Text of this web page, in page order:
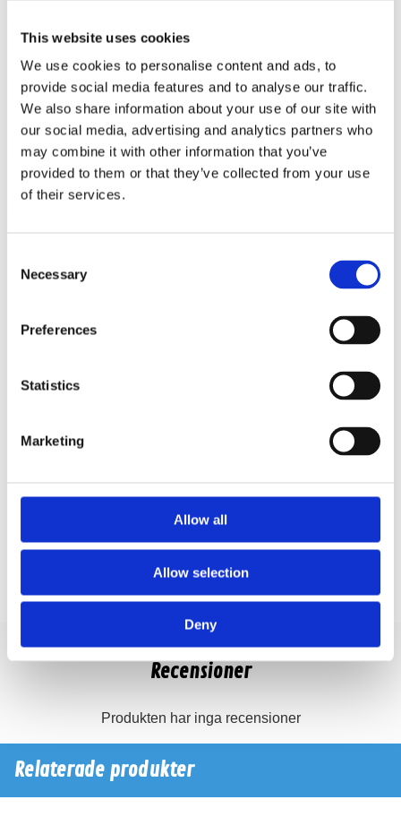
This website uses cookies
We use cookies to personalise content and ads, to
provide social media features and to analyse our traffic.
We also share information about your use of our site with
our social media, advertising and analytics partners who
may combine it with other information that you’ve
provided to them or that they’ve collected from your use
of their services.
Selection
Necessary
Preferences
Statistics
Marketing
Allow all
Allow selection
Deny
Display 7
Radio DAB+ Digital Radio
Videoingångar HDMI-ingång
3 par lågnivåutgångar (4V)
Tidskompensering 6-kanals
Anslutning iPhone Trådlös Apple CarPlay
Handsfree
Bilstereo / Huvudenheter /
Varumärken / Alpine /
4958043905225
Lägsta pris de senaste 30 dagarna är 7990 kr
Recensioner
Produkten har inga recensioner
Relaterade produkter